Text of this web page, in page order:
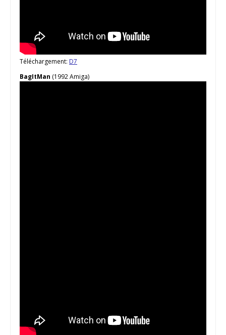
Téléchargement: D7
BagItMan (1992 Amiga)